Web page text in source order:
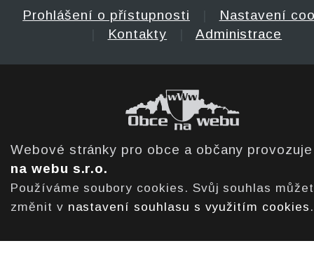
Prohlášení o přístupnosti
Nastavení
Kontakty Administrace
Webové stránky pro obce a občany
na webu s.r.o.
Používáme soubory cookies. Svůj souhlas
změnit v nastavení souhlasu s využitím cookies .